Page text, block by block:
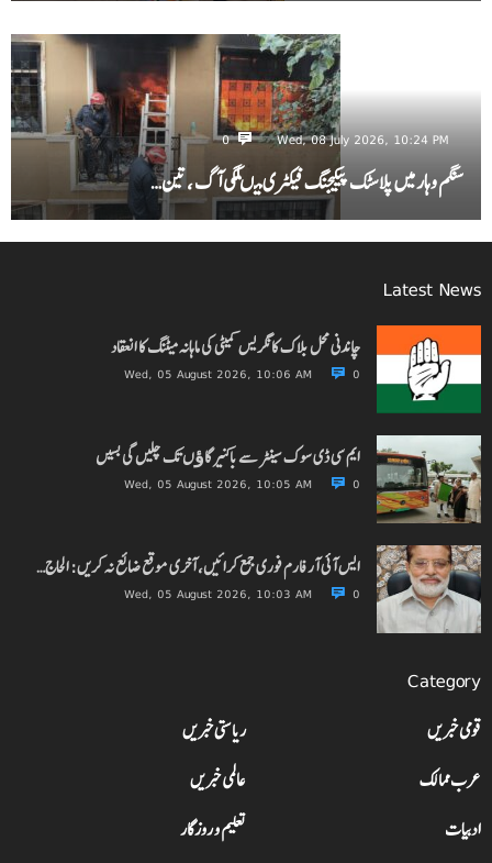
Wed, 08 July 2026, 10:24 PM
0
سنگم وہار میں پلاسٹک پیکیجنگ فیکٹری میںلگی آگ ، تین…
Latest News
چاندنی محل بلاک کانگریس کمیٹی کی ماہانہ میٹنگ کا انعقاد
Wed, 05 August 2026, 10:06 AM 0
ایم سی ڈی سوک سینٹر سے باکنیر گاﺅں تک چلیں گی بسیں
Wed, 05 August 2026, 10:05 AM 0
ایس آئی آر فارم فوری جمع کرائیں، آخری موقع ضائع نہ کریں: الحاج…
Wed, 05 August 2026, 10:03 AM 0
Category
قومی خبریں
ریاستی خبریں
عرب ممالک
عالمی خبریں
ادبیات
تعلیم و روزگار